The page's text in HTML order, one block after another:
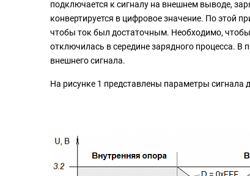
подключается к сигналу на внешнем выводе,
конвертируется в цифровое значение. По этой
чтобы ток был достаточным. Необходимо, чтобы
отключилась в середине зарядного процесса. В
внешнего сигнала.
На рисунке 1 представлены параметры